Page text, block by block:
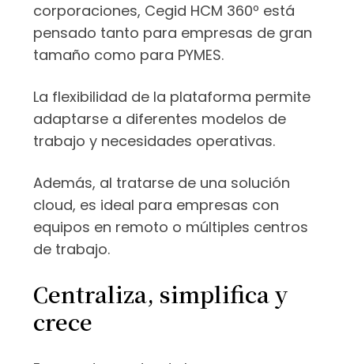
corporaciones, Cegid HCM 360º está
pensado tanto para empresas de gran
tamaño como para PYMES.
La flexibilidad de la plataforma permite
adaptarse a diferentes modelos de
trabajo y necesidades operativas.
Además, al tratarse de una solución
cloud, es ideal para empresas con
equipos en remoto o múltiples centros
de trabajo.
Centraliza, simplifica y
crece